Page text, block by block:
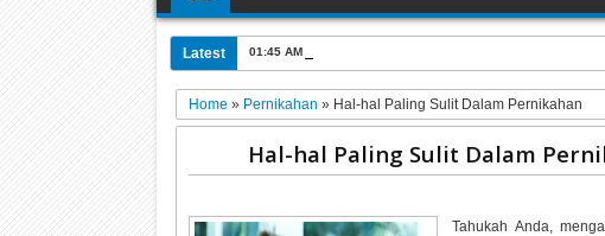
Latest 01:45 AM
Home» Pernikahan» Hal-hal Paling Sulit Dalam Pernikahan
Hal-hal Paling Sulit Dalam
Tahukah Anda,